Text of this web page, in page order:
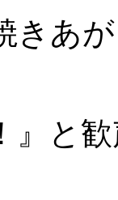
きあ
』と